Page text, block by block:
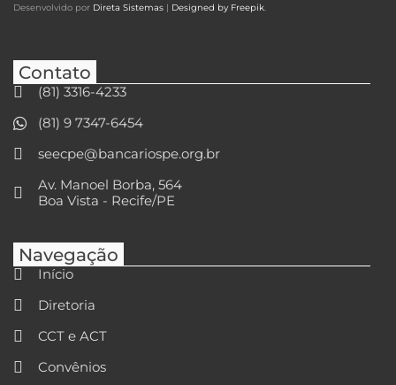
Desenvolvido por Direta Sistemas | Designed by Freepik.
Contato
(81) 3316-4233
(81) 9 7347-6454
seecpe@bancariospe.org.br
Av. Manoel Borba, 564
Boa Vista - Recife/PE
Navegação
Início
Diretoria
CCT e ACT
Convênios